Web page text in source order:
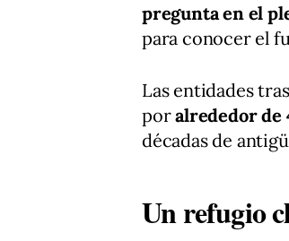
pregunta en el
para conocer el
Las entidades
poralrededor de
décadas de
Un refugio